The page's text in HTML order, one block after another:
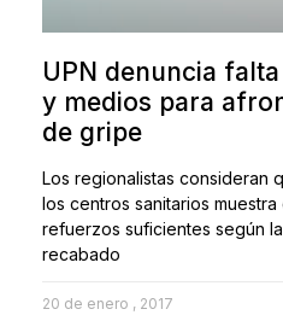
UPN denuncia
y medios para
de gripe
Los regionalistas consideran
los centros sanitarios
refuerzos suficientes según
recabado
20 de enero , 2017